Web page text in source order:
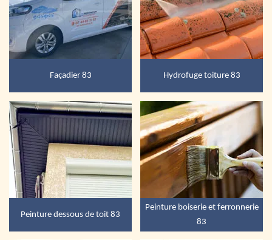
Façadier 83 Hydrofuge toiture 83
Peinture dessous de toit 83
Peinture boiserie et ferronnerie
83